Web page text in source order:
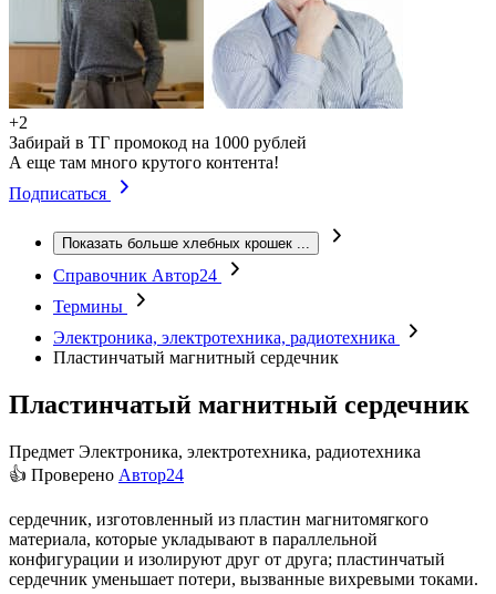
+2
Забирай в ТГ промокод на 1000 рублей
А еще там много крутого контента!
Подписаться
Показать больше хлебных крошек ...
Справочник Автор24
Термины
Электроника, электротехника, радиотехника
Пластинчатый магнитный сердечник
Пластинчатый магнитный сердечник
Предмет Электроника, электротехника, радиотехника
👍 Проверено Автор24
сердечник, изготовленный из пластин магнитомягкого
материала, которые укладывают в параллельной
конфигурации и изолируют друг от друга; пластинчатый
сердечник уменьшает потери, вызванные вихревыми токами.